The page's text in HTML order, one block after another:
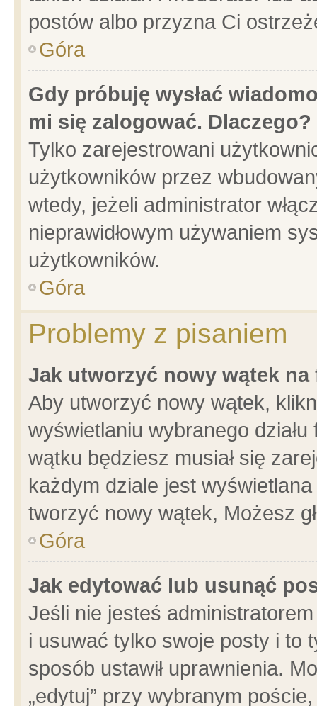
postów albo przyzna Ci
Góra
Gdy próbuję wysłać
mi się zalogować. Dlaczego?
Tylko zarejestrowani
użytkowników przez
wtedy, jeżeli administrator
nieprawidłowym używaniem
użytkowników.
Góra
Problemy z pisaniem
Jak utworzyć nowy wątek na
Aby utworzyć nowy wątek,
wyświetlaniu wybranego
wątku będziesz musiał się
każdym dziale jest
tworzyć nowy wątek, Możesz
Góra
Jak edytować lub usunąć
Jeśli nie jesteś
i usuwać tylko swoje posty i to
sposób ustawił uprawnienia.
„edytuj” przy wybranym